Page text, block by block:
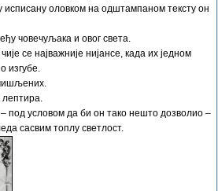
исписану оловком на одштампаном тексту он
човечуљака и овог света.
се најважније нијансе, када их једном
изгубе.
под условом да би он тако нешто дозволио –
сасвим топлу светлост.